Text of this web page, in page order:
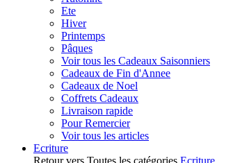
Ete
Hiver
Printemps
Pâques
Voir tous les Cadeaux Saisonniers
Cadeaux de Fin d'Annee
Cadeaux de Noel
Coffrets Cadeaux
Livraison rapide
Pour Remercier
Voir tous les articles
Ecriture
Retour vers Toutes les catégories Ecriture